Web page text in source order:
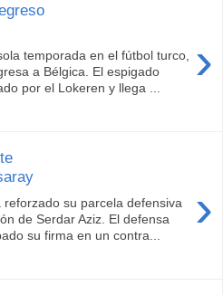
›
temporada en el fútbol turco,
a Bélgica. El espigado
por el Lokeren y llega ...
›
reforzado su parcela defensiva
de Serdar Aziz. El defensa
su firma en un contra...